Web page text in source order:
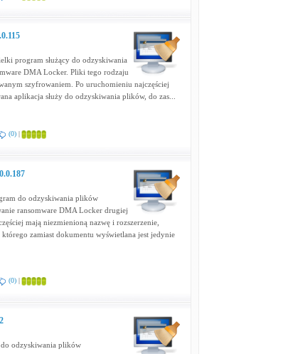
program służący do odzyskiwania
DMA Locker. Pliki tego rodzaju
szyfrowaniem. Po uruchomieniu najczęściej
aplikacja służy do odzyskiwania plików, do zas...
(0)|
do odzyskiwania plików
ransomware DMA Locker drugiej
mają niezmienioną nazwę i rozszerzenie,
zamiast dokumentu wyświetlana jest jedynie
(0)|
odzyskiwania plików